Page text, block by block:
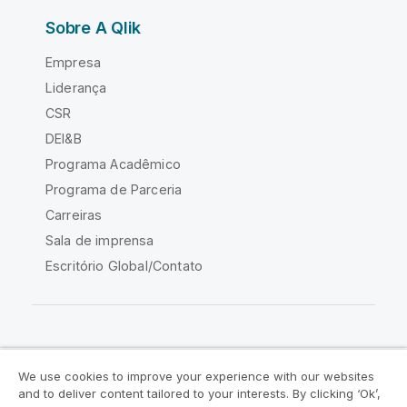
Sobre A Qlik
Empresa
Liderança
CSR
DEI&B
Programa Acadêmico
Programa de Parceria
Carreiras
Sala de imprensa
Escritório Global/Contato
We use cookies to improve your experience with our websites
and to deliver content tailored to your interests. By clicking ‘Ok’,